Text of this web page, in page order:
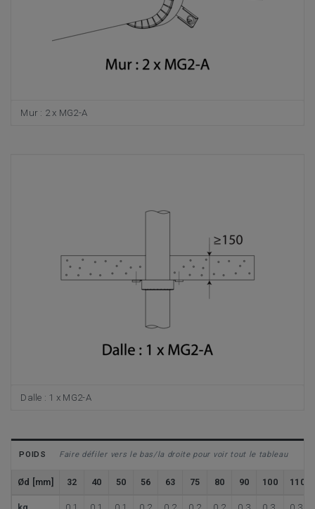
Mur : 2 x MG2-A
Dalle : 1 x MG2-A
POIDS Faire défiler vers le bas/la droite pour voir tout le tableau
Ød [mm] 32 40 50 56 63 75 80 90 100 110